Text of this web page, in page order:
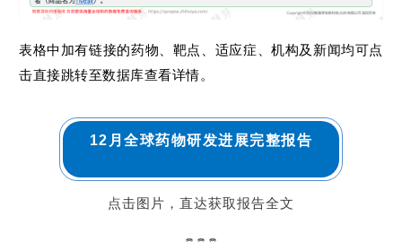
频
表格中加有链接的药物、靶点、适应症、机构及新闻均可点
击直接跳转至数据库查看详情。
12月全球药物研发进展完整报告
点击图片，直达获取报告全文